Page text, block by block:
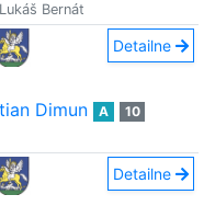
Lukáš Bernát
Detailne
Dimun A
10
Detailne